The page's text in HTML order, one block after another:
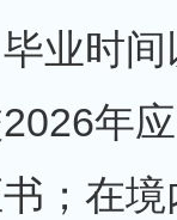
业时
年
；在